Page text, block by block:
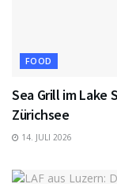
FOOD
Sea Grill im Lake
Zürichsee
14. JULI 2026